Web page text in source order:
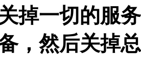
掉一切的服
，然后关掉